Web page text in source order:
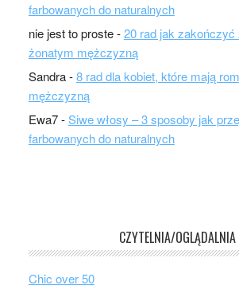
farbowanych do naturalnych
nie jest to proste-20 rad jak zakończyć
żonatym mężczyzną
Sandra-8 rad dla kobiet, które mają
mężczyzną
Ewa7-Siwe włosy – 3 sposoby jak
farbowanych do naturalnych
CZYTELNIA/OGLĄDALNIA
Chic over 50